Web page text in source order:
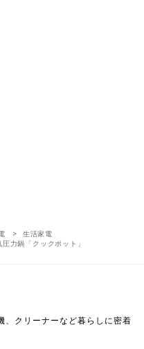
生活家電
力鍋「クックポット」
、クリーナーなど暮らしに密着